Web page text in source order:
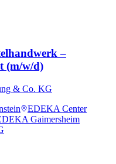
–
(m/w/d)
& Co. KG
EDEKA Center
Gaimersheim